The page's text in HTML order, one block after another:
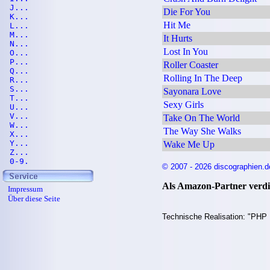
Die For You
Hit Me
It Hurts
Lost In You
Roller Coaster
Rolling In The Deep
Sayonara Love
Sexy Girls
Take On The World
The Way She Walks
Wake Me Up
© 2007 - 2026
Als Amazon-Partner
Technische Realisation:
J...
K...
L...
M...
N...
O...
P...
Q...
R...
S...
T...
U...
V...
W...
X...
Y...
Z...
0-9.
Impressum
Über diese Seite